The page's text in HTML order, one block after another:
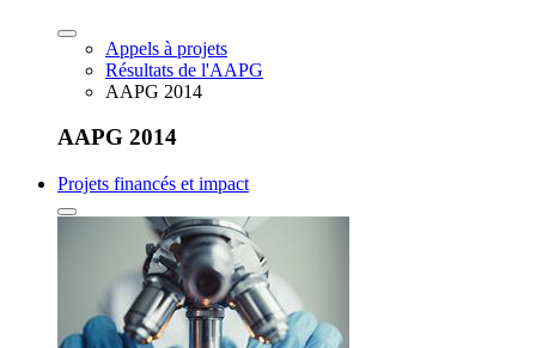
Appels à projets
Résultats de l'AAPG
AAPG 2014
AAPG 2014
Projets financés et impact